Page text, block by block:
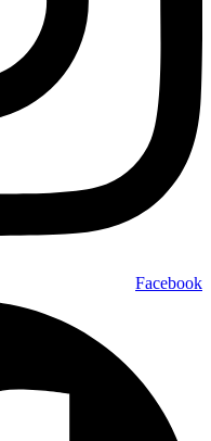
Facebook